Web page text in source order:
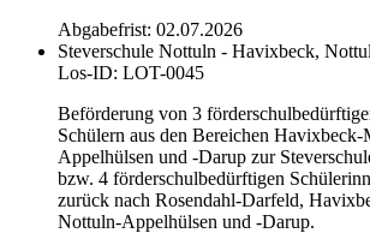
Abgabefrist: 02.07.2026
Steverschule Nottuln - Havixbeck,
Los-ID: LOT-0045
Beförderung von 3
Schülern aus den Bereichen
Appelhülsen und -Darup zur
bzw. 4 förderschulbedürftigen
zurück nach Rosendahl-Darfeld,
Nottuln-Appelhülsen und -Darup.